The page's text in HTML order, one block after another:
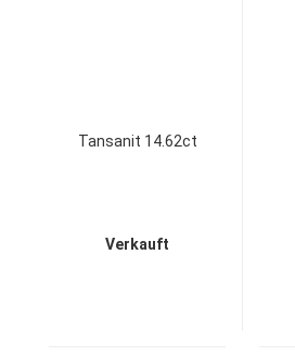
Tansanit 14.62ct
Verkauft